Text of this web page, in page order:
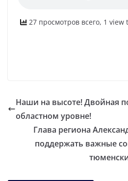
27 просмотров всего, 1 view
Наши на высоте! Двойная
областном уровне!
Глава региона
поддержать важные